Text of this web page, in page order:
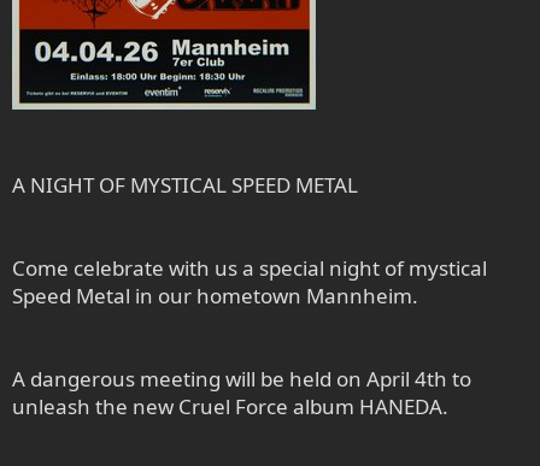
A NIGHT OF MYSTICAL SPEED METAL
Come celebrate with us a special night of mystical
Speed Metal in our hometown Mannheim.
A dangerous meeting will be held on April 4th to
unleash the new Cruel Force album HANEDA.